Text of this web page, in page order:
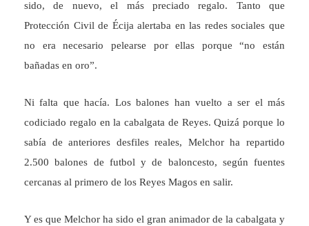
sido, de nuevo, el más preciado regalo. Tanto que
Protección Civil de Écija alertaba en las redes sociales que
no era necesario pelearse por ellas porque “no están
bañadas en oro”.
Ni falta que hacía. Los balones han vuelto a ser el más
codiciado regalo en la cabalgata de Reyes. Quizá porque lo
sabía de anteriores desfiles reales, Melchor ha repartido
2.500 balones de futbol y de baloncesto, según fuentes
cercanas al primero de los Reyes Magos en salir.
Y es que Melchor ha sido el gran animador de la cabalgata y